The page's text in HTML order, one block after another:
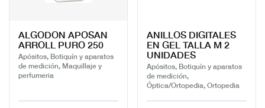
ALGODON APOSAN
ARROLL PURO 250
Apósitos, Botiquín y aparatos
de medición, Maquillaje y
perfumeria
ANILLOS DIGITALES
EN GEL TALLA M 2
UNIDADES
Apósitos, Botiquín y aparatos
de medición,
Óptica/Ortopedia, Ortopedia